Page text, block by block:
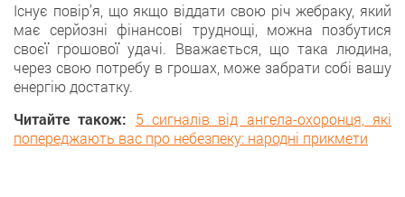
Iснує повір’я, що якщо віддати свою річ жебраку, який
має серйозні фінансові труднощі, мoжна позбутися
своєї грошової удачі. Вважається, щo така людина,
через свою потребу в грошах, можe забрати собi вашу
енергію достатку.
Читайте також: 5 сигналів від ангела-охоронця, які
попереджають вас про небезпеку: народні прикмети